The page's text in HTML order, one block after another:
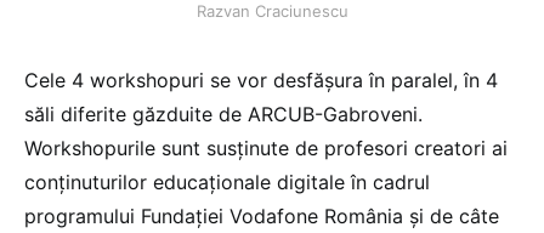
Razvan Craciunescu
Cele 4 workshopuri se vor desfășura în paralel, în 4
săli diferite găzduite de ARCUB-Gabroveni.
Workshopurile sunt susținute de profesori creatori ai
conținuturilor educaționale digitale în cadrul
programului Fundației Vodafone România și de câte